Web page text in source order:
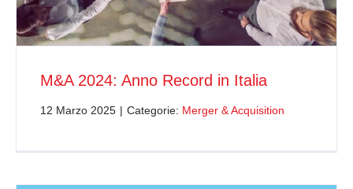
M&A 2024: Anno Record in Italia
12 Marzo 2025 | Categorie: Merger & Acquisition